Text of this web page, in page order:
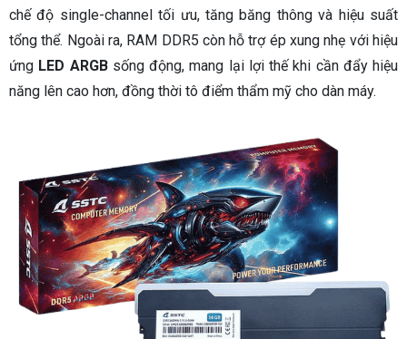
chế độ single-channel tối ưu, tăng băng thông và hiệu suất
tổng thể. Ngoài ra, RAM DDR5 còn hỗ trợ ép xung nhẹ với hiệu
ứng LED ARGBsống động, mang lại lợi thế khi cần đẩy hiệu
năng lên cao hơn, đồng thời tô điểm thẩm mỹ cho dàn máy.